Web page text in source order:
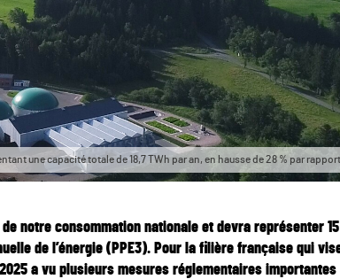
une capacité totale de 18,7 TWh par an, en hausse de 28 % par
notre consommation nationale et devra représenter
de l’énergie (PPE3). Pour la filière française qui
a vu plusieurs mesures réglementaires importantes